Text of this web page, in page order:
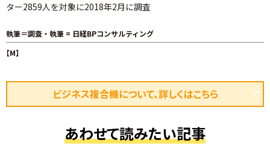
ター2859人を対象に2018年2月に調査
執筆＝調査・執筆 = 日経BPコンサルティング
【M】
ビジネス複合機について、詳しくはこちら
あわせて読みたい記事